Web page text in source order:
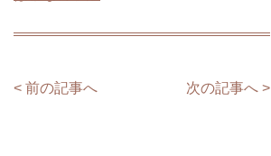
< 前の記事へ 次の記事へ >